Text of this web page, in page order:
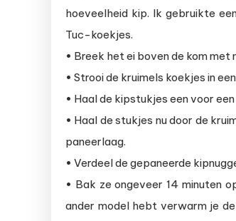
hoeveelheid kip. Ik gebruikte
Tuc-koekjes.
• Breek het ei boven de kom met
• Strooi de kruimels koekjes in
• Haal de kipstukjes een voor
• Haal de stukjes nu door de
paneerlaag.
• Verdeel de gepaneerde
• Bak ze ongeveer 14 minuten
ander model hebt verwarm je